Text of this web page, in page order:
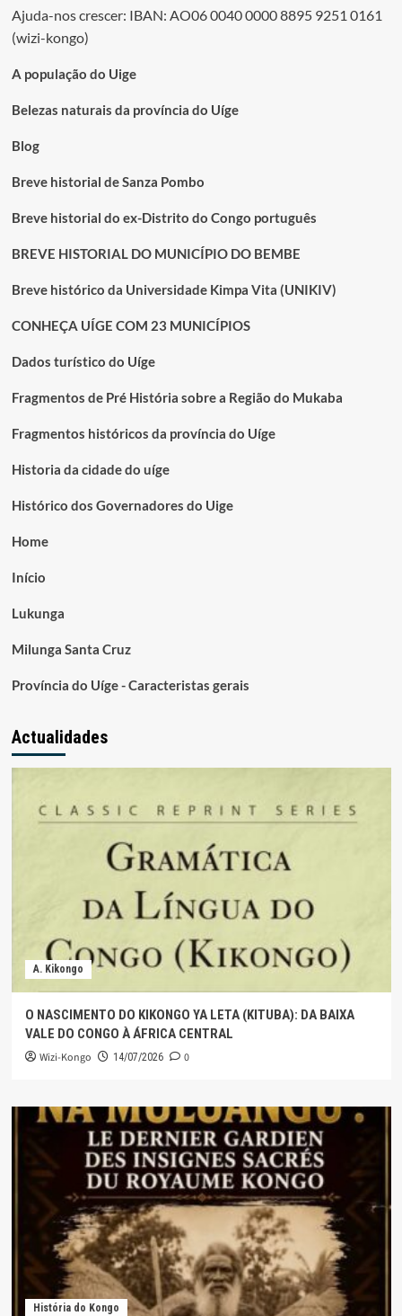
ROUBAM
DOCUMENTOS
QUEIMAM”
Ajuda-nos crescer: IBAN: AO06 0040 0000 8895 9251 0161
(wizi-kongo)
A população do Uige
Belezas naturais da província do Uíge
Blog
Breve historial de Sanza Pombo
Breve historial do ex-Distrito do Congo português
BREVE HISTORIAL DO MUNICÍPIO DO BEMBE
Breve histórico da Universidade Kimpa Vita (UNIKIV)
CONHEÇA UÍGE COM 23 MUNICÍPIOS
Dados turístico do Uíge
Fragmentos de Pré História sobre a Região do Mukaba
Fragmentos históricos da província do Uíge
Historia da cidade do uíge
Histórico dos Governadores do Uige
Home
Início
Lukunga
Milunga Santa Cruz
Província do Uíge - Caracteristas gerais
Actualidades
A. Kikongo
O NASCIMENTO DO KIKONGO YA LETA (KITUBA): DA BAIXA
VALE DO CONGO À ÁFRICA CENTRAL
Wizi-Kongo 14/07/2026 0
História do Kongo